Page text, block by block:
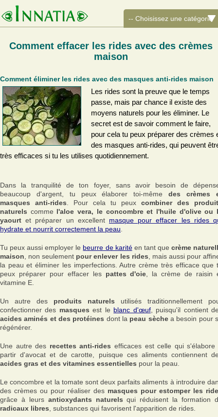
Comment effacer les rides avec des crèmes
maison
Comment éliminer les rides avec des masques anti-rides maison
Les rides sont la preuve que le temps
passe, mais par chance il existe des
moyens naturels pour les éliminer. Le
secret est de savoir comment le faire,
pour cela tu peux préparer des crèmes
des masques anti-rides, qui peuvent
très efficaces si tu les utilises quotidiennement.
Dans la tranquilité de ton foyer, sans avoir besoin de
beaucoup d'argent, tu peux élaborer toi-mêmedes crèmes
masques anti-rides . Pour cela tu peux combiner des
naturels comme l'aloe vera, le concombre et l'huile d'olive ou
yaourt et préparer un excellent masque pour effacer les rides
hydrate et nourrit correctement la peau
Tu peux aussi employer le beurre de karitéen tant que crème
maison , non seulement pour enlever les rides , mais aussi pour
la peau et éliminer les imperfections. Autre crème très efficace que
peux préparer pour effacer les pattes d'oie , la crème de raisin
vitamine E.
Un autre des produits naturels utilisés traditionnellement
confectionner des masques est le blanc d'œuf, puisqu'il contient
acides aminés et des protéines dont la peau sèchea besoin pour
régénérer.
Une autre des recettes anti-rides efficaces est celle qui s'élabore
partir d'avocat et de carotte, puisque ces aliments contiennent
acides gras et des vitamines essentielles pour la peau.
Le concombre et la tomate sont deux parfaits aliments à introduire
des crèmes ou pour réaliser des masques pour estomper les
grâce à leurs antioxydants naturels qui réduisent la formation
radicaux libres , substances qui favorisent l'apparition de rides.